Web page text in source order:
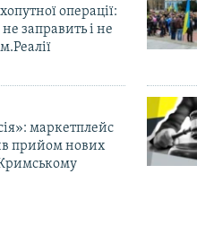
операції:
заправить і не
маркетплейс
прийом нових